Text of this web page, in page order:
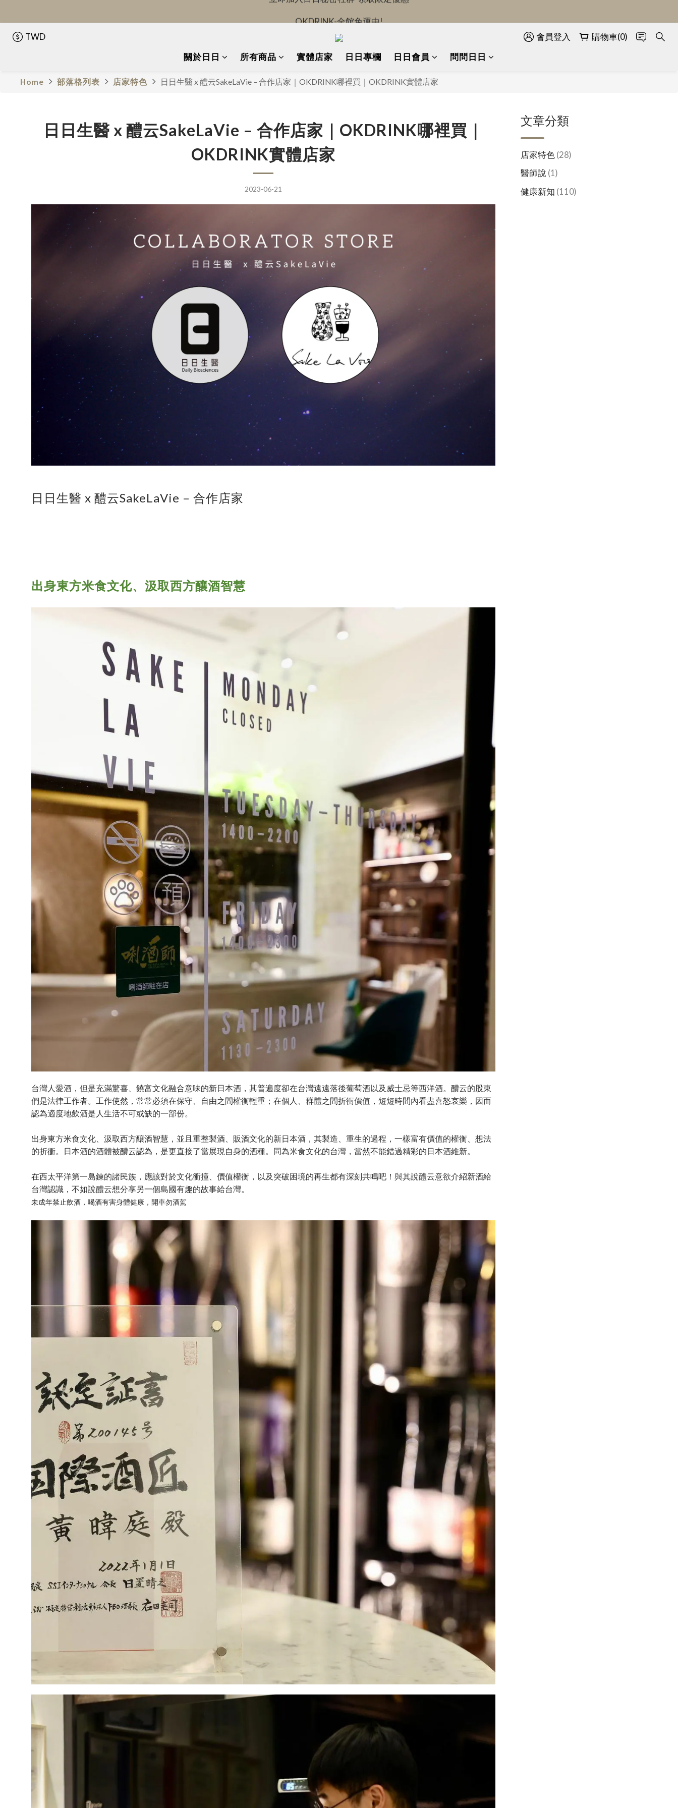
立即加入日日秘密社群-領取限定優惠
OKDRINK-全館免運中!
TWD 會員登入
購物車(0)
關於日日
所有商品 實體店家 日日專欄 日日會員 問問日日
Home 部落格列表 店家特色 日日生醫 x 醴云SakeLaVie – 合作店家｜OKDRINK哪裡買｜OKDRINK實體店家
日日生醫 x 醴云SakeLaVie – 合作店家｜OKDRINK哪裡買｜
OKDRINK實體店家
2023-06-21
日日生醫 x 醴云SakeLaVie – 合作店家
出身東方米食文化、汲取西方釀酒智慧
台灣人愛酒，但是充滿驚喜、饒富文化融合意味的新日本酒，其普遍度卻在台灣遠遠落後葡萄酒以及威士忌等西洋酒。醴云的股東
們是法律工作者。工作使然，常常必須在保守、自由之間權衡輕重；在個人、群體之間折衝價值，短短時間內看盡喜怒哀樂，因而
認為適度地飲酒是人生活不可或缺的一部份。
出身東方米食文化、汲取西方釀酒智慧，並且重整製酒、販酒文化的新日本酒，其製造、重生的過程，一樣富有價值的權衡、想法
的折衝。日本酒的酒體被醴云認為，是更直接了當展現自身的酒種。同為米食文化的台灣，當然不能錯過精彩的日本酒維新。
在西太平洋第一島鍊的諸民族，應該對於文化衝撞、價值權衡，以及突破困境的再生都有深刻共鳴吧！與其說醴云意欲介紹新酒給
台灣認識，不如說醴云想分享另一個島國有趣的故事給台灣。
未成年禁止飲酒，喝酒有害身體健康，開車勿酒駕
文章分類
店家特色(28)
醫師說 (1)
健康新知 (110)